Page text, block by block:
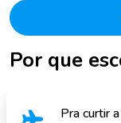
Por que
Pra curtir